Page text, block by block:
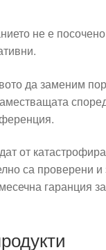
не е
да заменим
от
са проверени и
гаранция за